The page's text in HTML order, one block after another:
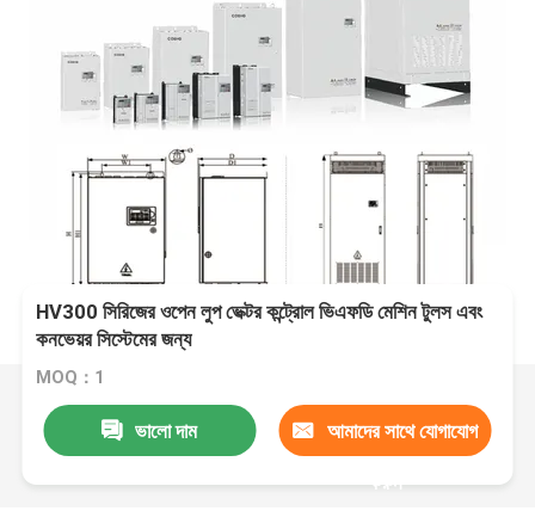
HV300 সিরিজের ওপেন লুপ ভেক্টর কন্ট্রোল ভিএফডি মেশিন টুলস এবং
কনভেয়র সিস্টেমের জন্য
MOQ：1
ভালো দাম আমাদের সাথে যোগাযোগ
করুন